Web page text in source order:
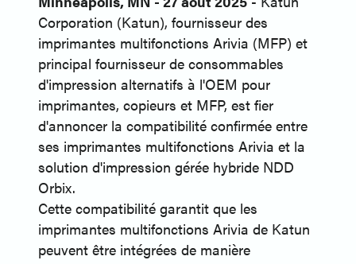
Corporation (Katun), fournisseur des
imprimantes multifonctions Arivia (MFP) et
principal fournisseur de consommables
d'impression alternatifs à l'OEM pour
imprimantes, copieurs et MFP, est fier
d'annoncer la compatibilité confirmée entre
ses imprimantes multifonctions Arivia et la
solution d'impression gérée hybride NDD
Orbix.
Cette compatibilité garantit que les
imprimantes multifonctions Arivia de Katun
peuvent être intégrées de manière